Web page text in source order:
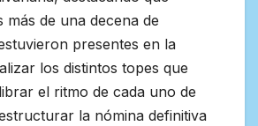
más de una decena de
presentes en la
los distintos topes que
el ritmo de cada uno de
la nómina definitiva